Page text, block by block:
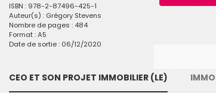
ISBN : 978-2-87496-425-1
Auteur(s) : Grégory Stevens
Nombre de pages : 484
Format : A5
Date de sortie : 06/12/2020
CEO ET SON PROJET IMMOBILIER (LE)